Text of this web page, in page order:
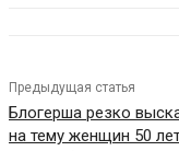
Предыдущая статья
Блогерша резко
на тему женщин 50